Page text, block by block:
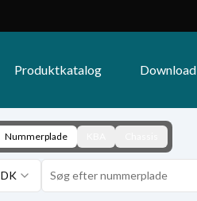
Produktkatalog Download
Nummerplade
DK